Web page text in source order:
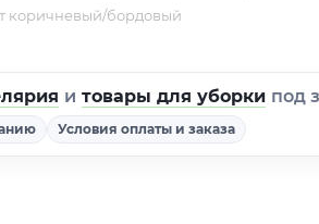
коричневый/бордовый
и товары для уборки под
Условия оплаты и заказа